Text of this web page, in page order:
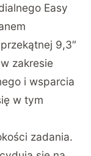
Easy
9,3″
zakresie
i wsparcia
w tym
zadania.